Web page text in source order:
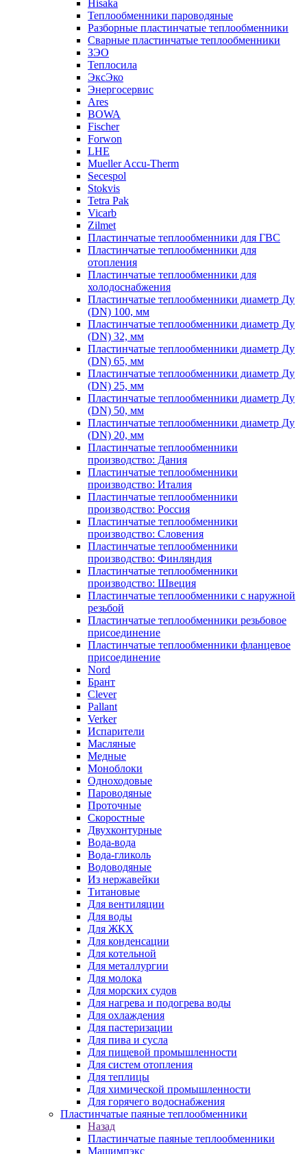
Hisaka
Теплообменники пароводяные
Разборные пластинчатые теплообменники
Сварные пластинчатые теплообменники
ЗЭО
Теплосила
ЭксЭко
Энергосервис
Ares
BOWA
Fischer
Forwon
LHE
Mueller Accu-Therm
Secespol
Stokvis
Tetra Pak
Vicarb
Zilmet
Пластинчатые теплообменники для ГВС
Пластинчатые теплообменники для
отопления
Пластинчатые теплообменники для
холодоснабжения
Пластинчатые теплообменники диаметр Ду
(DN) 100, мм
Пластинчатые теплообменники диаметр Ду
(DN) 32, мм
Пластинчатые теплообменники диаметр Ду
(DN) 65, мм
Пластинчатые теплообменники диаметр Ду
(DN) 25, мм
Пластинчатые теплообменники диаметр Ду
(DN) 50, мм
Пластинчатые теплообменники диаметр Ду
(DN) 20, мм
Пластинчатые теплообменники
производство: Дания
Пластинчатые теплообменники
производство: Италия
Пластинчатые теплообменники
производство: Россия
Пластинчатые теплообменники
производство: Словения
Пластинчатые теплообменники
производство: Финляндия
Пластинчатые теплообменники
производство: Швеция
Пластинчатые теплообменники с наружной
резьбой
Пластинчатые теплообменники резьбовое
присоединение
Пластинчатые теплообменники фланцевое
присоединение
Nord
Брант
Clever
Pallant
Verker
Испарители
Масляные
Медные
Моноблоки
Одноходовые
Пароводяные
Проточные
Скоростные
Двухконтурные
Вода-вода
Вода-гликоль
Водоводяные
Из нержавейки
Титановые
Для вентиляции
Для воды
Для ЖКХ
Для конденсации
Для котельной
Для металлургии
Для молока
Для морских судов
Для нагрева и подогрева воды
Для охлаждения
Для пастеризации
Для пива и сусла
Для пищевой промышленности
Для систем отопления
Для теплицы
Для химической промышленности
Для горячего водоснабжения
Пластинчатые паяные теплообменники
Назад
Пластинчатые паяные теплообменники
Машимпэкс